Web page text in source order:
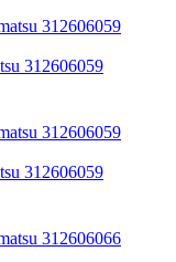
312606059
312606059